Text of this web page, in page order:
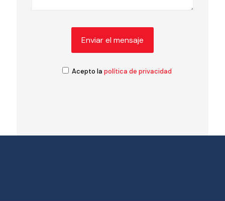
Acepto la política de privacidad